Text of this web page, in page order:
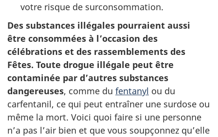
votre risque de surconsommation.
Des substances illégales pourraient aussi
être consommées à l’occasion des
célébrations et des rassemblements des
Fêtes. Toute drogue illégale peut être
contaminée par d’autres substances
dangereuses, comme du fentanyl ou du
carfentanil, ce qui peut entraîner une surdose ou
même la mort. Voici quoi faire si une personne
n’a pas l’air bien et que vous soupçonnez qu’elle